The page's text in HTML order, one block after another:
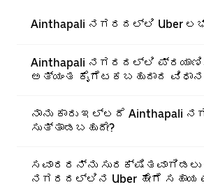
Ainthapali ನಗರದಲ್ಲಿ Uber
Ainthapali ನಗರದಲ್ಲಿ
ಅತ್ಯಂತ ಕೈಗೆಟಕಬಹುದಾದ ವಿಧಾನ
ನಾನು ಕಾರು ಇಲ್ಲದೆ Ainthapali
ಸುತ್ತಾಡಬಹುದೇ?
ಸವಾರರನ್ನು ಸುರಕ್ಷಿತವಾಗಿಡಲು
ನಗರದಲ್ಲಿನ Uber ಹೇಗೆ ಸಹಾಯ